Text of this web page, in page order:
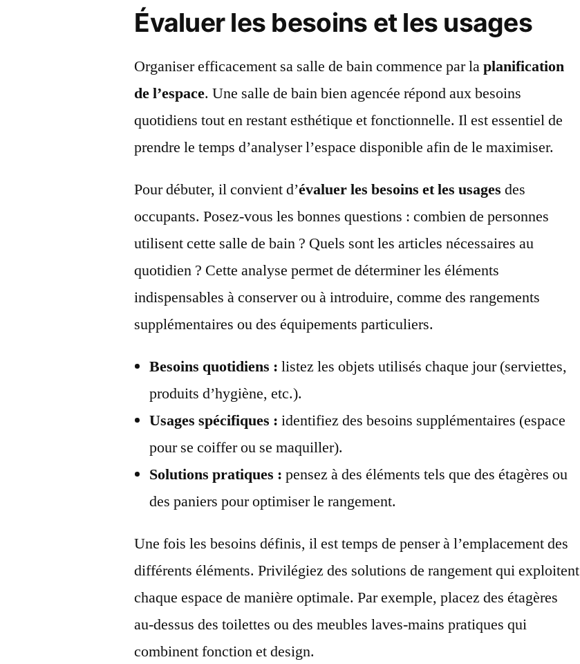
Évaluer les besoins et les usages
Organiser efficacement sa salle de bain commence par laplanification
de l’espace. Une salle de bain bien agencée répond aux besoins
quotidiens tout en restant esthétique et fonctionnelle. Il est essentiel de
prendre le temps d’analyser l’espace disponible afin de le maximiser.
Pour débuter, il convient d’évaluer les besoins et les usages des
occupants. Posez-vous les bonnes questions : combien de personnes
utilisent cette salle de bain ? Quels sont les articles nécessaires au
quotidien ? Cette analyse permet de déterminer les éléments
indispensables à conserver ou à introduire, comme des rangements
supplémentaires ou des équipements particuliers.
Besoins quotidiens : listez les objets utilisés chaque jour (serviettes,
produits d’hygiène, etc.).
Usages spécifiques : identifiez des besoins supplémentaires (espace
pour se coiffer ou se maquiller).
Solutions pratiques : pensez à des éléments tels que des étagères ou
des paniers pour optimiser le rangement.
Une fois les besoins définis, il est temps de penser à l’emplacement des
différents éléments. Privilégiez des solutions de rangement qui exploitent
chaque espace de manière optimale. Par exemple, placez des étagères
au-dessus des toilettes ou des meubles laves-mains pratiques qui
combinent fonction et design.